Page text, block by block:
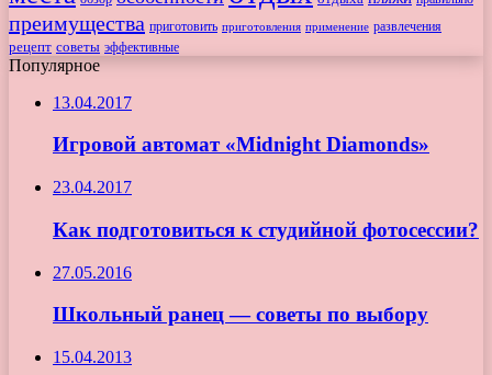
преимущества приготовить приготовления применение развлечения
рецепт советы эффективные
Популярное
13.04.2017
Игровой автомат «Midnight Diamonds»
23.04.2017
Как подготовиться к студийной фотосессии?
27.05.2016
Школьный ранец — советы по выбору
15.04.2013